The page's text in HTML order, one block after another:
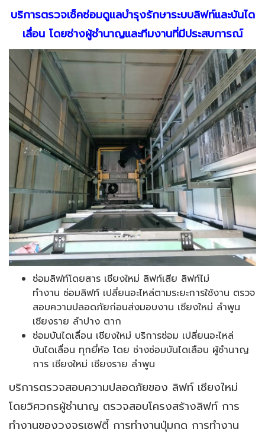
บริการตรวจเช็คซ่อมดูแลบำรุงรักษาระบบลิฟท์และบันได
เลื่อน โดยช่างผู้ชำนาญและทีมงานที่มีประสบการณ์
ซ่อมลิฟท์โดยสาร เชียงใหม่ ลิฟท์เสีย ลิฟท์ไม่
ทำงาน ซ่อมลิฟท์ เปลี่ยนอะไหล่ตามระยะการใช้งาน ตรวจ
สอบความปลอดภัยก่อนส่งมอบงาน เชียงใหม่ ลำพูน
เชียงราย ลำปาง ตาก
ซ่อมบันไดเลื่อน เชียงใหม่ บริการซ่อม เปลี่ยนอะไหล่
บันไดเลื่อน ทุกยี่ห้อ โดย ช่างซ่อมบันไดเลือน ผู้ชำนาญ
การ เชียงใหม่ เชียงราย ลำพูน
บริการตรวจสอบความปลอดภัยของ ลิฟท์ เชียงใหม่
โดยวิศวกรผู้ชำนาญ ตรวจสอบโครงสร้างลิฟท์ การ
ทำงานของวงจรเซฟตี้ การทำงานปุ่มกด การทำงาน